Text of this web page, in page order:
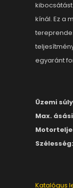
kínál. Ez a
egyaránt
Üzemi
Max.
Katalógus